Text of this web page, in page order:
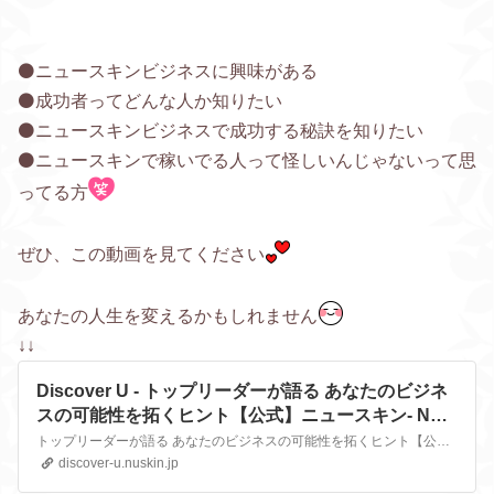
⚫ニュースキンビジネスに興味がある
⚫成功者ってどんな人か知りたい
⚫ニュースキンビジネスで成功する秘訣を知りたい
⚫ニュースキンで稼いでる人って怪しいんじゃないって思
ってる方
ぜひ、この動画を見てください
あなたの人生を変えるかもしれません
↓↓
Discover U - トップリーダーが語る あなたのビジネ
スの可能性を拓くヒント【公式】ニュースキン- Nu
Skin
トップリーダーが語る あなたのビジネスの可能性を拓くヒント【公式】ニュースキン- Nu Skin
discover-u.nuskin.jp